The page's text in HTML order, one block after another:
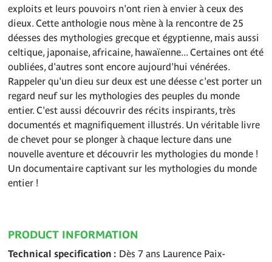
exploits et leurs pouvoirs n'ont rien à envier à ceux des
dieux. Cette anthologie nous mène à la rencontre de 25
déesses des mythologies grecque et égyptienne, mais aussi
celtique, japonaise, africaine, hawaïenne... Certaines ont été
oubliées, d'autres sont encore aujourd'hui vénérées.
Rappeler qu'un dieu sur deux est une déesse c'est porter un
regard neuf sur les mythologies des peuples du monde
entier. C'est aussi découvrir des récits inspirants, très
documentés et magnifiquement illustrés. Un véritable livre
de chevet pour se plonger à chaque lecture dans une
nouvelle aventure et découvrir les mythologies du monde !
Un documentaire captivant sur les mythologies du monde
entier !
PRODUCT INFORMATION
Technical specification
Dès 7 ans Laurence Paix-